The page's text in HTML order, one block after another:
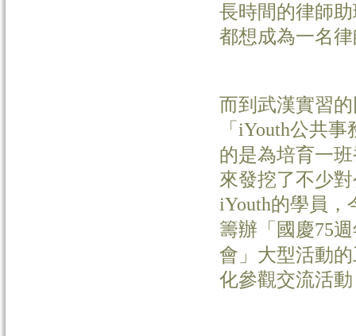
長時間的律師
都想成為一名
而到武漢實習
「 iYouth公共事
的是為培育一
來發挖了不少
iYouth的學員，
籌辦「國慶75
會」大型活動
化參觀交流活